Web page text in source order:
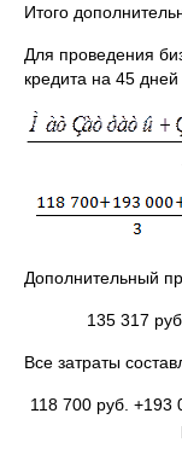
Итого
Для проведения
кредита на 45
Дополнительный
135 317
Все затраты
118 700 руб. +193